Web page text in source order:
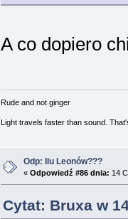
A co dopiero
Rude and not ginger
Light travels faster than sound.
Odp: Ilu Leonów???
« Odpowiedź #86 dnia: 14
Cytat: Bruxa w